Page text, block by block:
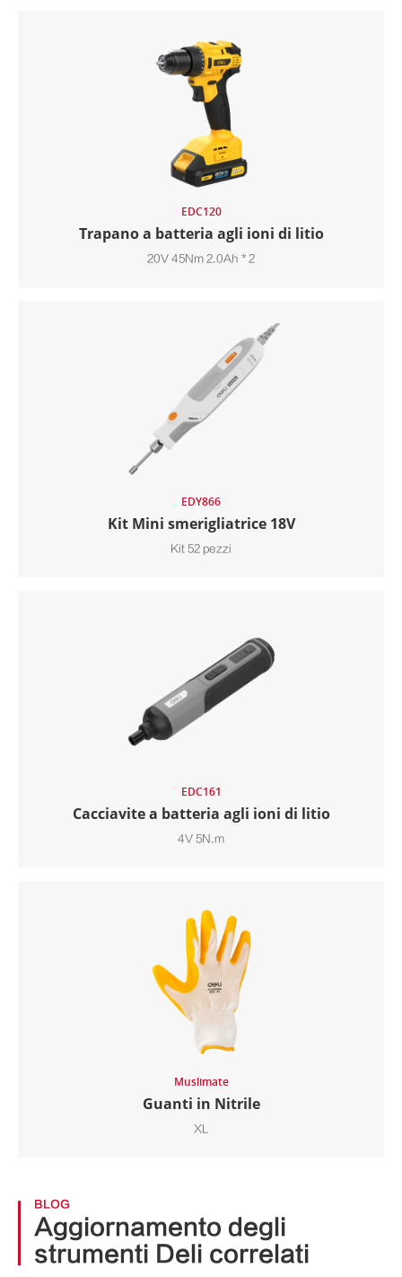
EDC120
Trapano a batteria agli ioni di litio
20V 45Nm 2.0Ah * 2
EDY866
Kit Mini smerigliatrice 18V
Kit 52 pezzi
EDC161
Cacciavite a batteria agli ioni di litio
4V 5N.m
Muslimate
Guanti in Nitrile
XL
BLOG
Aggiornamento degli
strumenti Deli correlati